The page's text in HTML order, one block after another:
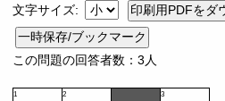
文字サイズ:
一時保存/ブックマーク
この問題の回答者数：3人
1 2 3